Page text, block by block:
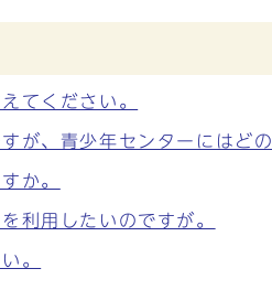
てください。
が、青少年センターにはど
か。
利用したいのですが。
。